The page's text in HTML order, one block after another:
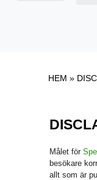
HEM »
Målet för
besökare
allt som är